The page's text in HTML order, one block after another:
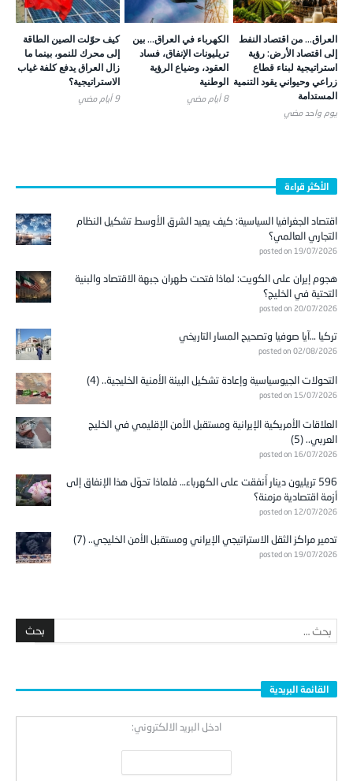
العراق… من اقتصاد النفط
إلى اقتصاد الأرض: رؤية
استراتيجية لبناء قطاع
زراعي وحيواني يقود التنمية
المستدامة
يوم واحد ‎مضي
الكهرباء في العراق… بين
تريليونات الإنفاق، فساد
العقود، وضياع الرؤية
الوطنية
8 أيام ‎مضي
كيف حوّلت الصين الطاقة
إلى محرك للنمو، بينما ما
زال العراق يدفع كلفة غياب
الاستراتيجية؟
9 أيام ‎مضي
التجاري العالمي؟
posted on 19/07/2026
التحتية في الخليج؟
posted on 20/07/2026
posted on 02/08/2026
posted on 15/07/2026
العربي.. (5)
posted on 16/07/2026
أزمة اقتصادية مزمنة؟
posted on 12/07/2026
posted on 19/07/2026